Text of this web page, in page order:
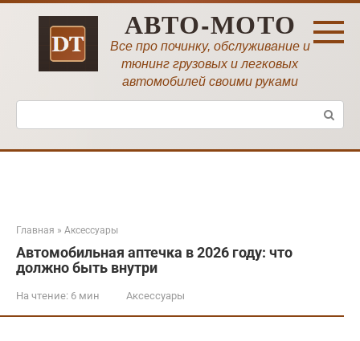
Перейти
АВТО-МОТО
Все про починку, обслуживание и
тюнинг грузовых и легковых
автомобилей своими руками
Поиск:
Главная » Аксессуары
Автомобильная аптечка в 2026 году: что
должно быть внутри
На чтение: 6 мин Аксессуары